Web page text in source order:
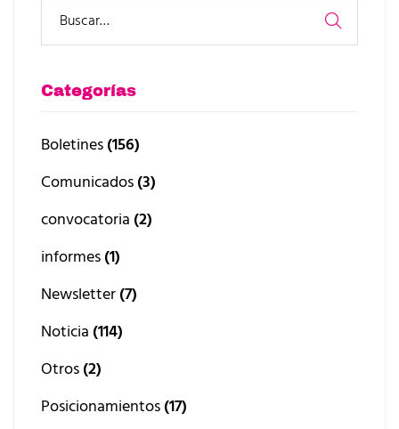
Categorías
Boletines(156)
Comunicados(3)
convocatoria (2)
informes(1)
Newsletter(7)
Noticia (114)
Otros(2)
Posicionamientos(17)